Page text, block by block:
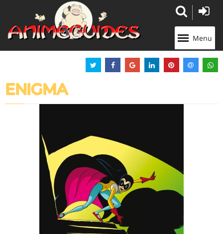
Menu
ENIGMA
Panneau de gestion des cookies